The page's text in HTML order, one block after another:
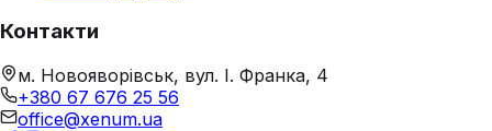
Контакти
м. Новояворівськ, вул. І. Франка, 4
+380 67 676 25 56
office@xenum.ua